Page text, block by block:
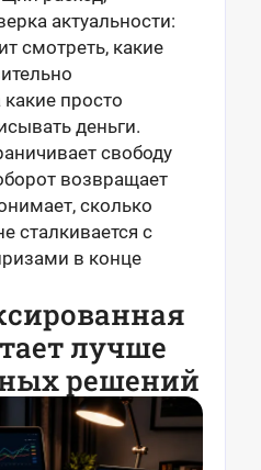
актуальности:
смотреть, какие
просто
деньги.
свободу
возвращает
сколько
сталкивается с
в конце
лучше
решений